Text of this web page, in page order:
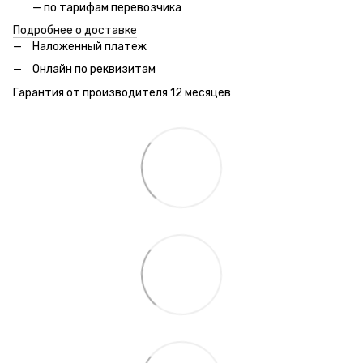
— по тарифам перевозчика
Подробнее о доставке
Наложенный платеж
Онлайн по реквизитам
Гарантия от производителя 12 месяцев